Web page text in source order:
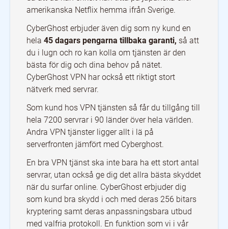
amerikanska Netflix hemma ifrån Sverige.
CyberGhost erbjuder även dig som ny kund en
hela 45 dagars pengarna tillbaka garanti, så att
du i lugn och ro kan kolla om tjänsten är den
bästa för dig och dina behov på nätet.
CyberGhost VPN har också ett riktigt stort
nätverk med servrar.
Som kund hos VPN tjänsten så får du tillgång till
hela 7200 servrar i 90 länder över hela världen.
Andra VPN tjänster ligger allt i lä på
serverfronten jämfört med Cyberghost.
En bra VPN tjänst ska inte bara ha ett stort antal
servrar, utan också ge dig det allra bästa skyddet
när du surfar online. CyberGhost erbjuder dig
som kund bra skydd i och med deras 256 bitars
kryptering samt deras anpassningsbara utbud
med valfria protokoll. En funktion som vi i vår